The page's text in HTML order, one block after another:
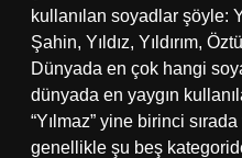
kullanılan soyadlar şöyle:
Şahin, Yıldız, Yıldırım,
Dünyada en çok hangi
dünyada en yaygın
“Yılmaz” yine birinci
genellikle şu beş